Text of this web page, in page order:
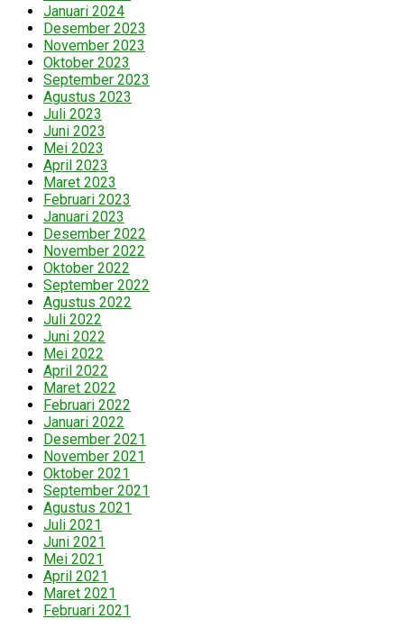
Januari 2024
Desember 2023
November 2023
Oktober 2023
September 2023
Agustus 2023
Juli 2023
Juni 2023
Mei 2023
April 2023
Maret 2023
Februari 2023
Januari 2023
Desember 2022
November 2022
Oktober 2022
September 2022
Agustus 2022
Juli 2022
Juni 2022
Mei 2022
April 2022
Maret 2022
Februari 2022
Januari 2022
Desember 2021
November 2021
Oktober 2021
September 2021
Agustus 2021
Juli 2021
Juni 2021
Mei 2021
April 2021
Maret 2021
Februari 2021